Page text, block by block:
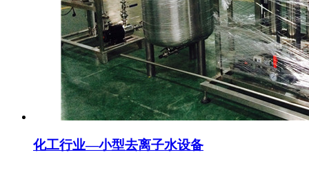
化工行业—小型去离子水设备